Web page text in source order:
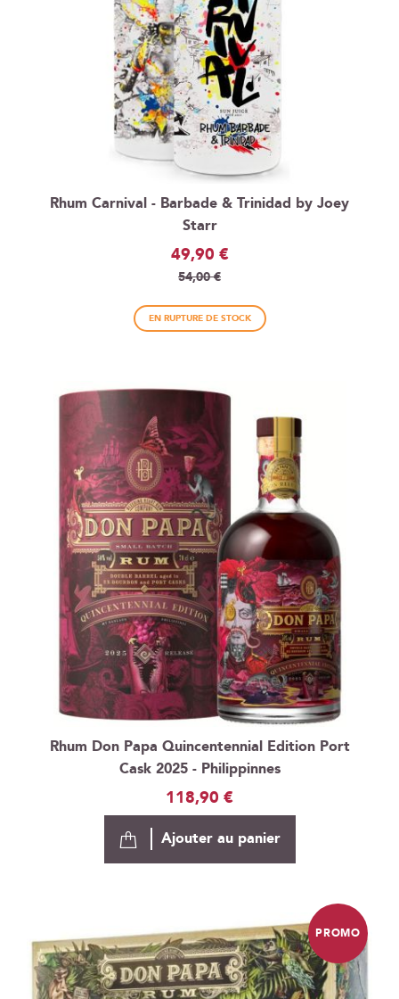
Rhum Carnival - Barbade & Trinidad by Joey
Starr
Prix
Spécial
49,90 €
54,00 €
EN RUPTURE DE STOCK
Rhum Don Papa Quincentennial Edition Port
Cask 2025 - Philippinnes
118,90 €
Ajouter au panier
PROMO